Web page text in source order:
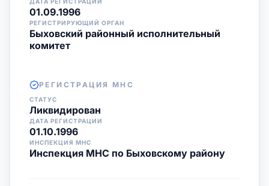
01.09.1996
РЕГИСТРИРУЮЩИЙ ОРГАН
Быховский районный исполнительный
комитет
РЕГИСТРАЦИЯ МНС
СТАТУС
Ликвидирован
ДАТА РЕГИСТРАЦИИ
01.10.1996
ИНСПЕКЦИЯ МНС
Инспекция МНС по Быховскому району